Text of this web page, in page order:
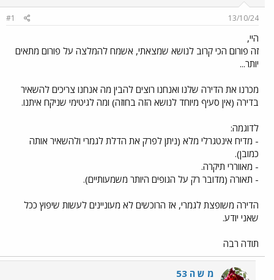
ש
א
י
ך
13/10/24
#1
היי,
זה פורום הכי קרוב לנושא שמצאתי, אשמח להמלצה על פורום מתאים
יותר...
מכרנו את הדירה שלנו ואנחנו רוצים להבין מה אנחנו צריכים להשאיר
בדירה (אין סעיף מיוחד לנושא הזה בחוזה) ומה לגיטימי שניקח איתנו.
לדוגמה:
- מדיח אינטגרלי מלא (ניתן לפרק את הדלת לגמרי ולהשאיר אותה
כמובן).
- מאווררי תיקרה.
- תאורה (מדובר רק על הגופים היותר משמעותיים).
הדירה משופצת לגמרי, אז הרוכשים לא מעוניינים לעשות שיפוץ ככל
שאני יודע.
תודה רבה
מ ש ה 53